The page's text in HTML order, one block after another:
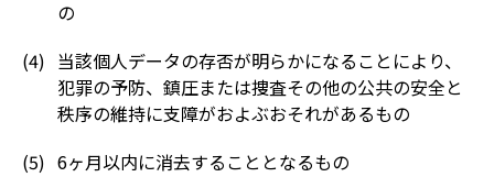
の
当該個人データの存否が明らかになることにより、
犯罪の予防、鎮圧または捜査その他の公共の安全と
秩序の維持に支障がおよぶおそれがあるもの
6ヶ月以内に消去することとなるもの